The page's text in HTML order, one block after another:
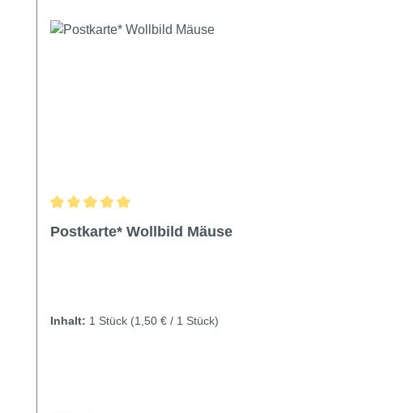
Durchschnittliche Bewertung von 5 von 5 Sternen
Postkarte* Wollbild Mäuse
Inhalt: 1 Stück (1,50 € / 1 Stück)